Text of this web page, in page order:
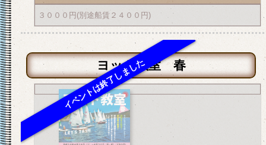
３０００円(別途船賃２４００円)
ヨット教室 春